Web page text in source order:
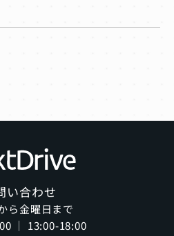
い合わせ
ら金曜日まで
｜ 13:00-18:00